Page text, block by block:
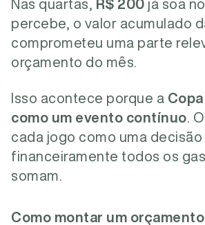
Nas quartas,
R$ 200 já soa
percebe, o valor acumulado
comprometeu uma parte
orçamento do mês.
Isso acontece porque a
como um evento contínuo .
cada jogo como uma decisão
financeiramente todos os
somam.
Como montar um